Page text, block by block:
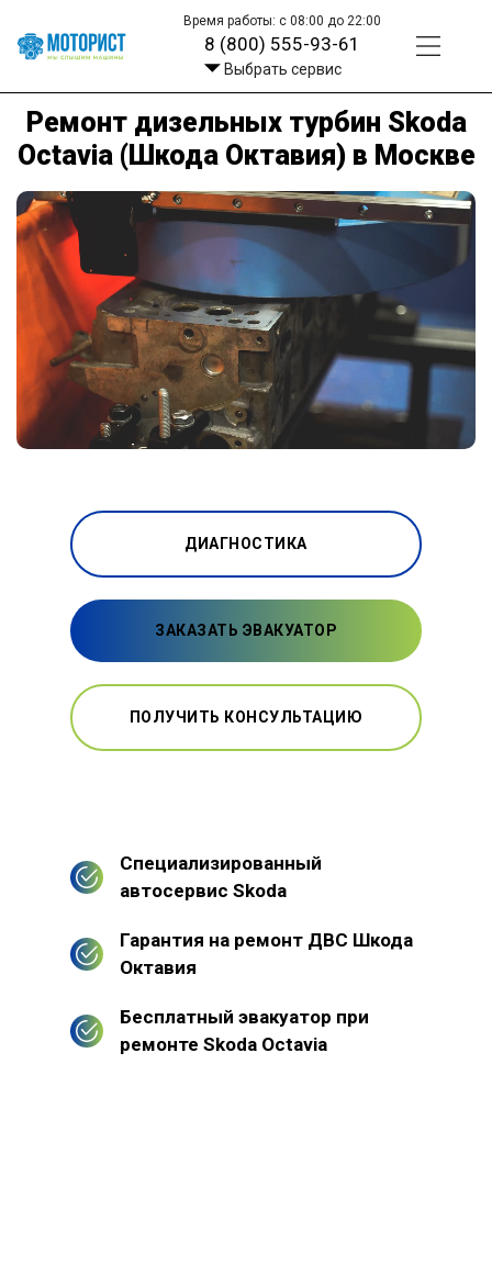
Время работы: с 08:00 до 22:00
8 (800) 555-93-61
Выбрать сервис
Ремонт дизельных турбин Skoda
Octavia (Шкода Октавия) в Москве
ДИАГНОСТИКА
ЗАКАЗАТЬ ЭВАКУАТОР
ПОЛУЧИТЬ КОНСУЛЬТАЦИЮ
Специализированный
автосервис Skoda
Гарантия на ремонт ДВС Шкода
Октавия
Бесплатный эвакуатор при
ремонте Skoda Octavia